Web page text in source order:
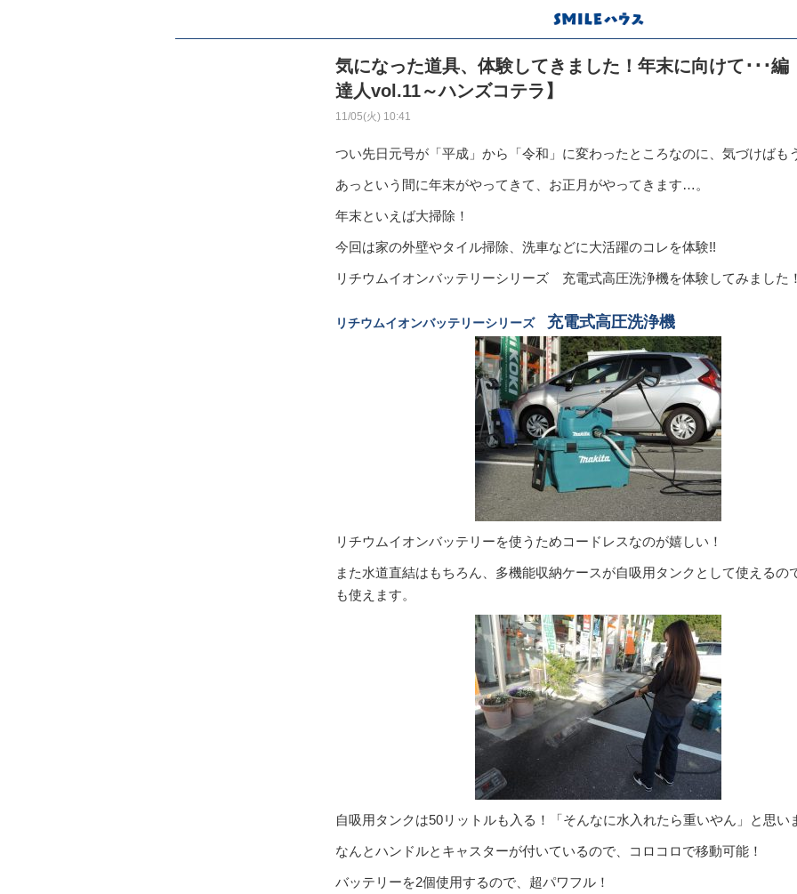
気になった道具、体験してきました！年末に向けて･･･編
達人vol.11～ハンズコテラ】
11/05(火) 10:41
つい先日元号が「平成」から「令和」に変わったところなのに、気づけばも
あっという間に年末がやってきて、お正月がやってきます…。
年末といえば大掃除！
今回は家の外壁やタイル掃除、洗車などに大活躍のコレを体験!!
リチウムイオンバッテリーシリーズ 充電式高圧洗浄機を体験してみました
リチウムイオンバッテリーシリーズ 充電式高圧洗浄機
リチウムイオンバッテリーを使うためコードレスなのが嬉しい！
また水道直結はもちろん、多機能収納ケースが自吸用タンクとして使えるの
も使えます。
自吸用タンクは50リットルも入る！「そんなに水入れたら重いやん」と思い
なんとハンドルとキャスターが付いているので、コロコロで移動可能！
バッテリーを2個使用するので、超パワフル！